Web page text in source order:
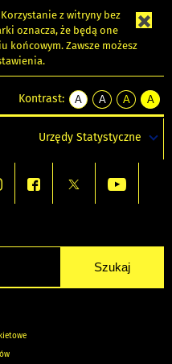
z witryny bez
oznacza, że będą one
końcowym. Zawsze możesz
Kontrast:
A
kontrast
A
kontrast
tekst
czarnym
A
kontrast
tekst
czarnym
A
tekst
żółtym
Urzędy Statystyczne